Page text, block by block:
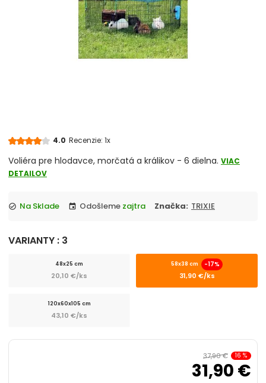
Pre ježka
Drevené klietky
Dizajnové klietky
Klietky s tunelom
4.0 Recenzie: 1x
Voliéra pre hlodavce, morčatá a králikov - 6 dielna. VIAC
DETAILOV
check_circle Na Sklade event Odošleme zajtra Značka: TRIXIE
VARIANTY : 3
48x25 cm
20,10 €/ks
58x38 cm -17%
31,90 €/ks
120x60x105 cm
43,10 €/ks
37,90 € 16 %
31,90 €